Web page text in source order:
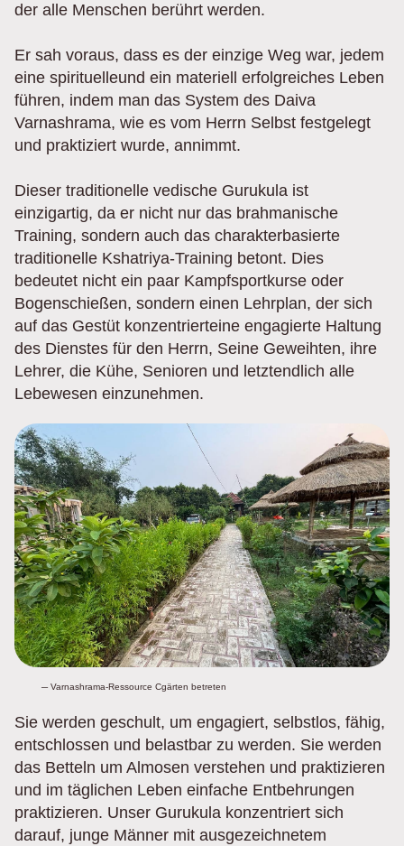
der alle Menschen berührt werden.
Er sah voraus, dass es der einzige Weg war, jedem
eine spirituelleund ein materiell erfolgreiches Leben
führen, indem man das System des Daiva
Varnashrama, wie es vom Herrn Selbst festgelegt
und praktiziert wurde, annimmt.
Dieser traditionelle vedische Gurukula ist
einzigartig, da er nicht nur das brahmanische
Training, sondern auch das charakterbasierte
traditionelle Kshatriya-Training betont. Dies
bedeutet nicht ein paar Kampfsportkurse oder
Bogenschießen, sondern einen Lehrplan, der sich
auf das Gestüt konzentrierteine engagierte Haltung
des Dienstes für den Herrn, Seine Geweihten, ihre
Lehrer, die Kühe, Senioren und letztendlich alle
Lebewesen einzunehmen.
─ Varnashrama-Ressource Cgärten betreten
Sie werden geschult, um engagiert, selbstlos, fähig,
entschlossen und belastbar zu werden. Sie werden
das Betteln um Almosen verstehen und praktizieren
und im täglichen Leben einfache Entbehrungen
praktizieren. Unser Gurukula konzentriert sich
darauf, junge Männer mit ausgezeichnetem